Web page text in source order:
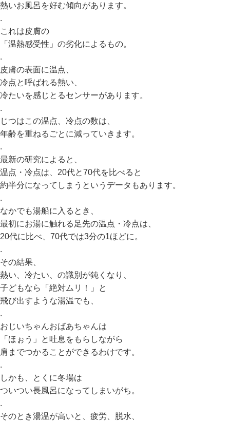
熱いお風呂を好む傾向があります。
.
これは皮膚の
「温熱感受性」の劣化によるもの。
.
皮膚の表面に温点、
冷点と呼ばれる熱い、
冷たいを感じとるセンサーがあります。
.
じつはこの温点、冷点の数は、
年齢を重ねるごとに減っていきます。
.
最新の研究によると、
温点・冷点は、20代と70代を比べると
約半分になってしまうというデータもあります。
.
なかでも湯船に入るとき、
最初にお湯に触れる足先の温点・冷点は、
20代に比べ、70代では3分の1ほどに。
.
その結果、
熱い、冷たい、の識別が鈍くなり、
子どもなら「絶対ムリ！」と
飛び出すような湯温でも、
.
おじいちゃんおばあちゃんは
「ほぉう」と吐息をもらしながら
肩までつかることができるわけです。
.
しかも、とくに冬場は
ついつい長風呂になってしまいがち。
.
そのとき湯温が高いと、疲労、脱水、